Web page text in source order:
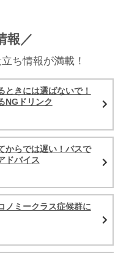
報／
ち情報が満載！
ときには選ばないで！
NGドリンク
からでは遅い！バスで
ドバイス
ノミークラス症候群に